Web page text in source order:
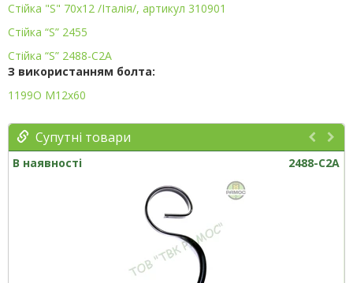
Стійка "S" 70х12 /Італія/, артикул 310901
Стійка “S” 2455
Стійка “S” 2488-C2A
З використанням болта:
1199О М12х60
Супутні товари
В наявності 2488-С2А